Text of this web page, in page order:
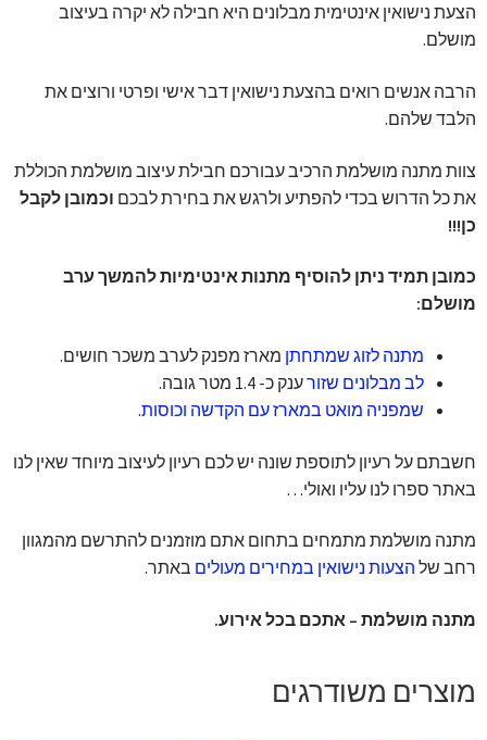
הצעת נישואין אינטימית מבלונים היא חבילה לא יקרה בעיצוב
מושלם.
הרבה אנשים רואים בהצעת נישואין דבר אישי ופרטי ורוצים את
הלבד שלהם.
צוות מתנה מושלמת הרכיב עבורכם חבילת עיצוב מושלמת הכוללת
את כל הדרוש בכדי להפתיע ולרגש את בחירת לבכם וכמובן לקבל
כן!!!
כמובן תמיד ניתן להוסיף מתנות אינטימיות להמשך ערב
מושלם:
מתנה לזוג שמתחתן מארז מפנק לערב משכר חושים.
לב מבלונים שזורענק כ- 1.4 מטר גובה.
שמפניה מואט במארז עם הקדשה וכוסות.
חשבתם על רעיון לתוספת שונה יש לכם רעיון לעיצוב מיוחד שאין לנו
באתר ספרו לנו עליו ואולי…
מתנה מושלמת מתמחים בתחום אתם מוזמנים להתרשם מהמגוון
רחב של הצעות נישואין במחירים מעולים באתר.
מתנה מושלמת – אתכם בכל אירוע.
מוצרים משודרגים